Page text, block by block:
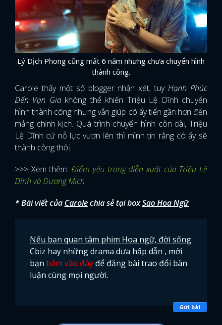
Lý Dịch Phong cũng mất 6 năm nhưng chưa chuyển hình
thành công.
Carole thấy một số blogger nhận xét, tuyHạnh Phúc
Đến Vạn Giakhông thể khiến Triệu Lệ Dĩnh chuyển
hình thành công nhưng vẫn giúp cô ấy tiến gần hơn đến
mảng chính kịch. Quá trình chuyển hình còn dài, Triệu
Lệ Dĩnh cứ nỗ lực vươn lên thì mình tin rằng cô ấy sẽ
thành công thôi.
>>> Xem thêm:Điểm yếu trong diễn xuất của Triệu Lệ
Dĩnh và Dương Mịch
* Bài viết của Carolechia sẻ tại boxSao Hoa Ngữ
Nếu bạn quan tâm phim Hoa ngữ, đời sống
Cbiz hay những drama dưa hấp dẫn , mời
bạn bấm vào đây để đăng bài trao đổi bàn
luận cùng mọi người.
Gửi bài